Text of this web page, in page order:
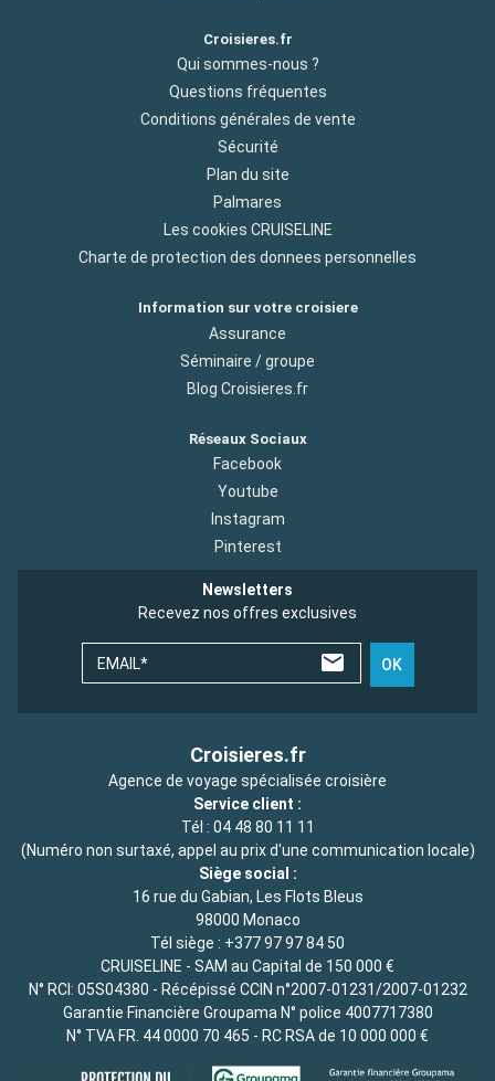
Croisieres.fr
Qui sommes-nous ?
Questions fréquentes
Conditions générales de vente
Sécurité
Plan du site
Palmares
Les cookies CRUISELINE
Charte de protection des donnees personnelles
Information sur votre croisiere
Assurance
Séminaire / groupe
Blog Croisieres.fr
Réseaux Sociaux
Facebook
Youtube
Instagram
Pinterest
Newsletters
Recevez nos offres exclusives
EMAIL* OK
Croisieres.fr
Agence de voyage spécialisée croisière
Service client :
Tél : 04 48 80 11 11
(Numéro non surtaxé, appel au prix d'une communication locale)
Siège social :
16 rue du Gabian, Les Flots Bleus
98000 Monaco
Tél siège : +377 97 97 84 50
CRUISELINE - SAM au Capital de 150 000 €
N° RCI: 05S04380 - Récépissé CCIN n°2007-01231/2007-01232
Garantie Financière Groupama N° police 4007717380
N° TVA FR. 44 0000 70 465 - RC RSA de 10 000 000 €